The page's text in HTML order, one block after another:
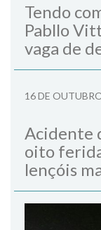
Tendo
Pabllo
vaga de
16 DE
Acidente
oito
lençóis